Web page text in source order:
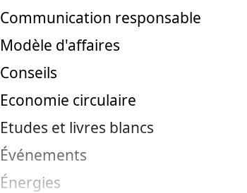
Communication responsable
Modèle d'affaires
Conseils
Economie circulaire
Etudes et livres blancs
Événements
Énergies